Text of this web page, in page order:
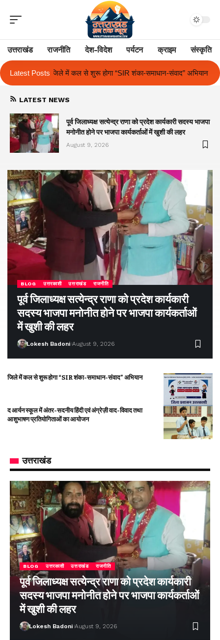
उत्तराखंड राजनीति देश-विदेश पर्यटन क्राइम संस्कृति
Latest Posts
शंका-समाधान-संवाद” अभियान द आर्यन स्कूल में अंतर-सदनीय हिंदी एवं
LATEST NEWS
पूर्व जिलाध्यक्ष सत्येन्द्र राणा को प्रदेश कार्यकारी सदस्य भाजपा
मनोनीत होने पर भाजपा कार्यकर्ताओं में खुशी की लहर
August 9, 2026
BLOG उत्तरकाशी उत्तराखंड राजनीति
पूर्व जिलाध्यक्ष सत्येन्द्र राणा को प्रदेश कार्यकारी
सदस्य भाजपा मनोनीत होने पर भाजपा कार्यकर्ताओं
में खुशी की लहर
Lokesh Badoni August 9, 2026
जिले में कल से शुरू होगा “SIR शंका-समाधान-संवाद” अभियान
द आर्यन स्कूल में अंतर-सदनीय हिंदी एवं अंग्रेज़ी वाद-विवाद तथा
आशुभाषण प्रतियोगिताओं का आयोजन
उत्तराखंड
BLOG उत्तरकाशी उत्तराखंड राजनीति
पूर्व जिलाध्यक्ष सत्येन्द्र राणा को प्रदेश कार्यकारी
सदस्य भाजपा मनोनीत होने पर भाजपा कार्यकर्ताओं
में खुशी की लहर
Lokesh Badoni August 9, 2026